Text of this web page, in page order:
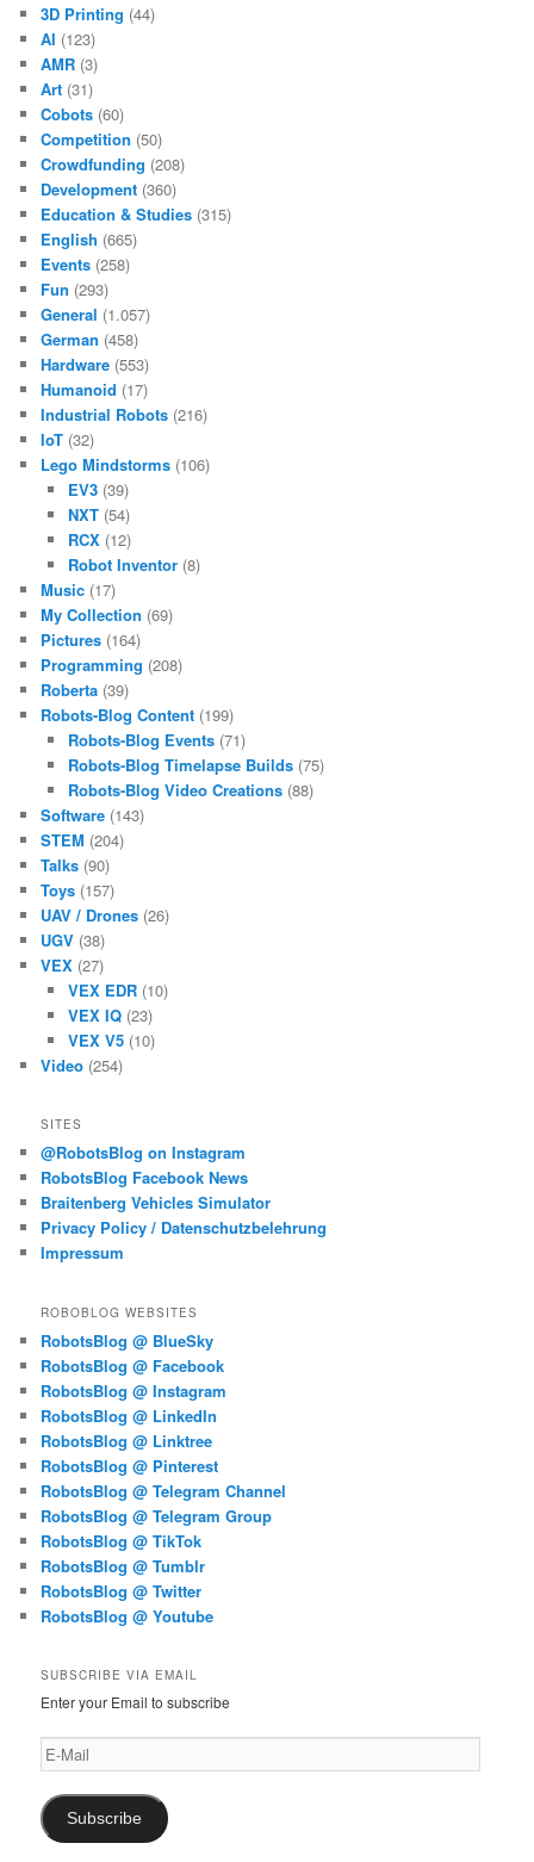
3D Printing (44)
AI (123)
AMR (3)
Art (31)
Cobots (60)
Competition (50)
Crowdfunding (208)
Development (360)
Education & Studies (315)
English (665)
Events (258)
Fun (293)
General (1.057)
German (458)
Hardware (553)
Humanoid (17)
Industrial Robots (216)
IoT (32)
Lego Mindstorms (106)
EV3(39)
NXT(54)
RCX(12)
Robot Inventor(8)
Music (17)
My Collection (69)
Pictures (164)
Programming (208)
Roberta (39)
Robots-Blog Content (199)
Robots-Blog Events(71)
Robots-Blog Timelapse Builds(75)
Robots-Blog Video Creations(88)
Software (143)
STEM (204)
Talks (90)
Toys (157)
UAV / Drones (26)
UGV (38)
VEX (27)
VEX EDR(10)
VEX IQ(23)
VEX V5(10)
Video (254)
SITES
@RobotsBlog on Instagram
RobotsBlog Facebook News
Braitenberg Vehicles Simulator
Privacy Policy / Datenschutzbelehrung
Impressum
ROBOBLOG WEBSITES
RobotsBlog @ BlueSky
RobotsBlog @ Facebook
RobotsBlog @ Instagram
RobotsBlog @ LinkedIn
RobotsBlog @ Linktree
RobotsBlog @ Pinterest
RobotsBlog @ Telegram Channel
RobotsBlog @ Telegram Group
RobotsBlog @ TikTok
RobotsBlog @ Tumblr
RobotsBlog @ Twitter
RobotsBlog @ Youtube
SUBSCRIBE VIA EMAIL
Enter your Email to subscribe
E-
Mail
Subscribe